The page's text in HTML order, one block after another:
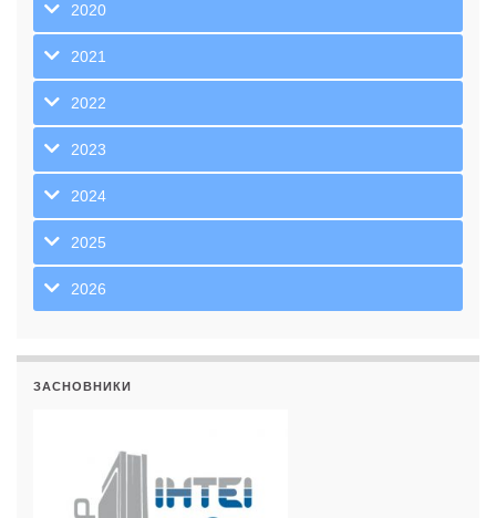
2020
2021
2022
2023
2024
2025
2026
ЗАСНОВНИКИ